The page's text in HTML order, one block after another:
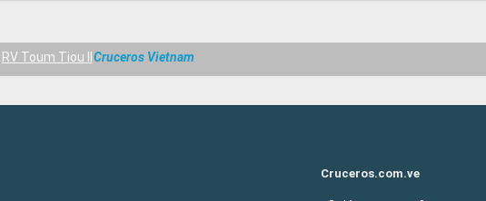
RV Toum Tiou II Cruceros Vietnam
Cruceros.com.ve